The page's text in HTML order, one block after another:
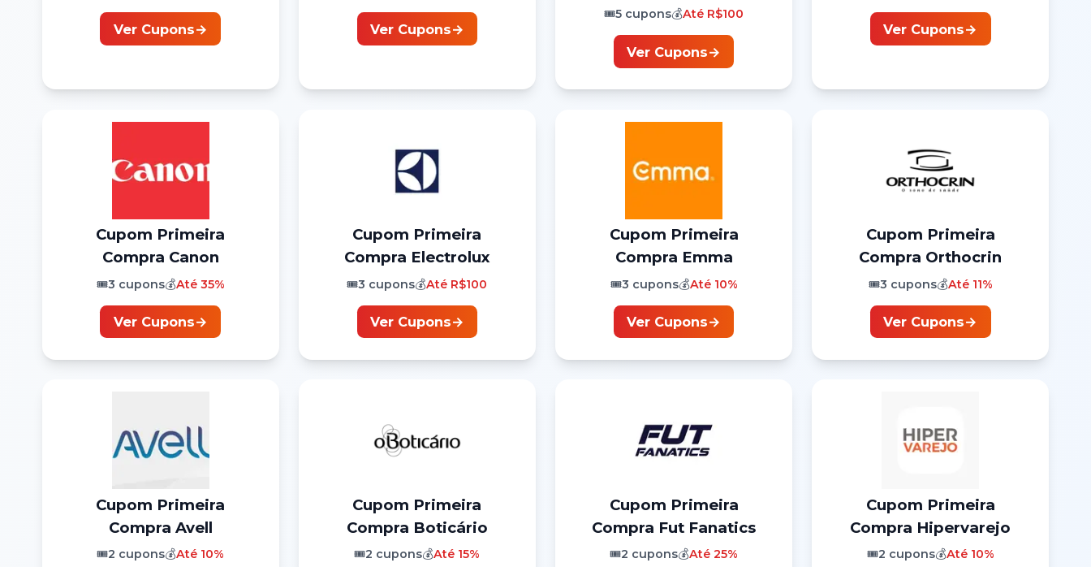
Ver Cupons→ Ver Cupons→
🎟️5 cupons💰Até R$100
Ver Cupons→
Ver Cupons→
Cupom Primeira
Compra Canon
🎟️3 cupons💰Até 35%
Ver Cupons→
Cupom Primeira
Compra Electrolux
🎟️3 cupons💰Até R$100
Ver Cupons→
Cupom Primeira
Compra Emma
🎟️3 cupons💰Até 10%
Ver Cupons→
Cupom Primeira
Compra Orthocrin
🎟️3 cupons💰Até 11%
Ver Cupons→
Cupom Primeira
Compra Avell
🎟️2 cupons💰Até 10%
Cupom Primeira
Compra Boticário
🎟️2 cupons💰Até 15%
Cupom Primeira
Compra Fut Fanatics
🎟️2 cupons💰Até25%
Cupom Primeira
Compra Hipervarejo
🎟️2 cupons💰Até 10%